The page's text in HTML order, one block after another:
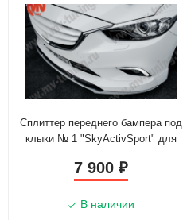
Сплиттер переднего бампера под
клыки № 1 "SkyActivSport" для
7 900 ₽
В наличии